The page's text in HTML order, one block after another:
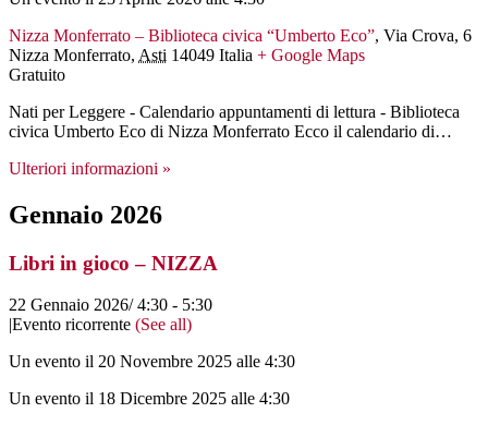
Nizza Monferrato – Biblioteca civica “Umberto Eco”, Via Crova, 6
Nizza Monferrato, Asti 14049 Italia + Google Maps
Gratuito
Nati per Leggere - Calendario appuntamenti di lettura - Biblioteca
civica Umberto Eco di Nizza Monferrato Ecco il calendario di…
Ulteriori informazioni »
Gennaio 2026
Libri in gioco – NIZZA
22 Gennaio 2026/ 4:30 - 5:30
|Evento ricorrente (See all)
Un evento il 20 Novembre 2025 alle 4:30
Un evento il 18 Dicembre 2025 alle 4:30